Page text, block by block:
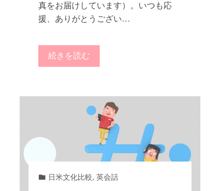
真をお届けしています）。いつも応
援、ありがとうござい…
続きを読む
日米文化比較,英会話